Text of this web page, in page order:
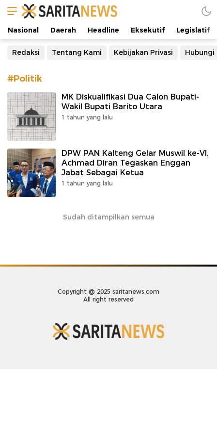
Manifestasi Arus Kebenaran
Nasional Daerah Headline Eksekutif Legislatif
Redaksi Tentang Kami Kebijakan Privasi Hubungi
#Politik
MK Diskualifikasi Dua Calon Bupati-
Wakil Bupati Barito Utara
1 tahun yang lalu
DPW PAN Kalteng Gelar Muswil ke-VI,
Achmad Diran Tegaskan Enggan
Jabat Sebagai Ketua
1 tahun yang lalu
Sudah ditampilkan semua
Copyright @ 2025 saritanews.com
All right reserved